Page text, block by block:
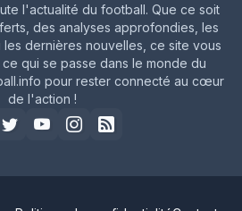
l'actualité du football. Que ce soit
des analyses approfondies, les
les dernières nouvelles, ce site vous
qui se passe dans le monde du
pour rester connecté au cœur
de l'action !